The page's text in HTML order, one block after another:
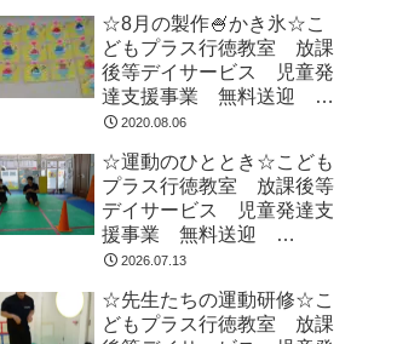
☆8月の製作🍧かき氷☆こ
どもプラス行徳教室 放課
後等デイサービス 児童発
達支援事業 無料送迎
ADHD 自閉症 発達障が
徳 市川市 浦安市
2020.08.06
☆運動のひととき☆こども
プラス行徳教室 放課後等
デイサービス 児童発達支
援事業 無料送迎
ADHD 自閉症 発達障が
徳 市川市 浦安市
2026.07.13
☆先生たちの運動研修☆こ
どもプラス行徳教室 放課